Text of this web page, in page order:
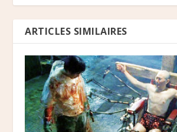
ARTICLES SIMILAIRES